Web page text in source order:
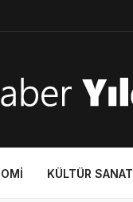
KÜLTÜR SANAT